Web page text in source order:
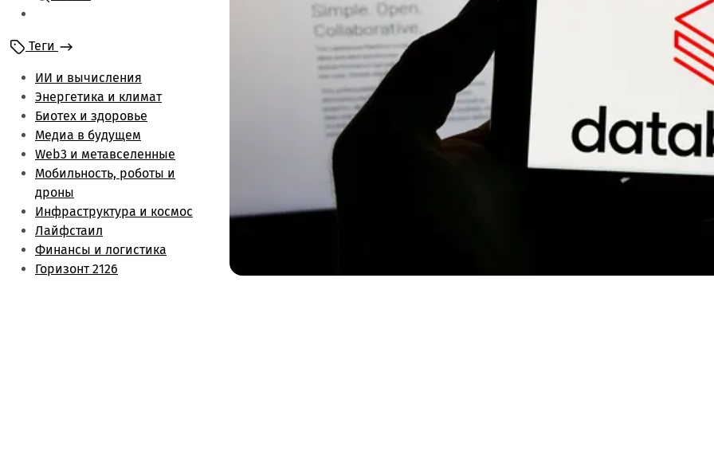
Энергетика и климат
Лайфстаил
Биотех и здоровье
Финансы и логистика
Метаверс и web3
Инфраструктура и
космос
Будущее медиа
Обзоры
Теги
ИИ и вычисления
Энергетика и климат
Биотех и здоровье
Медиа в будущем
Web3 и метавселенные
Мобильность, роботы и
дроны
Инфраструктура и космос
Лайфстаил
Финансы и логистика
Горизонт 2126